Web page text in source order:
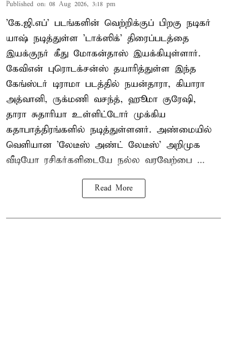
Published on: 08 Aug 2026, 3:18 pm
'கே.ஜி.எப்' படங்களின் வெற்றிக்குப் பிறகு நடிகர்
யாஷ் நடித்துள்ள 'டாக்ஸிக்' திரைப்படத்தை
இயக்குநர் கீது மோகன்தாஸ் இயக்கியுள்ளார்.
கேவிஎன் புரொடக்சன்ஸ் தயாரித்துள்ள இந்த
கேங்ஸ்டர் டிராமா படத்தில் நயன்தாரா, கியாரா
அத்வானி, ருக்மணி வசந்த், ஹூமா குரேஷி,
தாரா சுதாரியா உள்ளிட்டோர் முக்கிய
கதாபாத்திரங்களில் நடித்துள்ளனர். அண்மையில்
வெளியான 'லேடீஸ் அண்ட் லேடீஸ்' அறிமுக
வீடியோ ரசிகர்களிடையே நல்ல வரவேற்பை ...
Read More